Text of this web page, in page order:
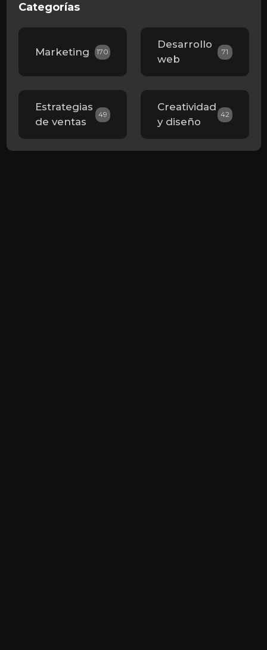
Categorías
Marketing 170
Desarrollo
web
71
Estrategias
de ventas
49
Creatividad
y diseño
42